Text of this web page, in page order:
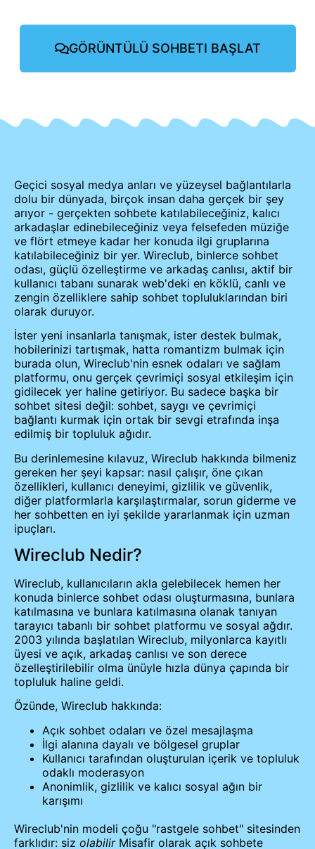
GÖRÜNTÜLÜ SOHBETI BAŞLAT
Geçici sosyal medya anları ve yüzeysel bağlantılarla
dolu bir dünyada, birçok insan daha gerçek bir şey
arıyor - gerçekten sohbete katılabileceğiniz, kalıcı
arkadaşlar edinebileceğiniz veya felsefeden müziğe
ve flört etmeye kadar her konuda ilgi gruplarına
katılabileceğiniz bir yer. Wireclub, binlerce sohbet
odası, güçlü özelleştirme ve arkadaş canlısı, aktif bir
kullanıcı tabanı sunarak web'deki en köklü, canlı ve
zengin özelliklere sahip sohbet topluluklarından biri
olarak duruyor.
İster yeni insanlarla tanışmak, ister destek bulmak,
hobilerinizi tartışmak, hatta romantizm bulmak için
burada olun, Wireclub'nin esnek odaları ve sağlam
platformu, onu gerçek çevrimiçi sosyal etkileşim için
gidilecek yer haline getiriyor. Bu sadece başka bir
sohbet sitesi değil: sohbet, saygı ve çevrimiçi
bağlantı kurmak için ortak bir sevgi etrafında inşa
edilmiş bir topluluk ağıdır.
Bu derinlemesine kılavuz, Wireclub hakkında bilmeniz
gereken her şeyi kapsar: nasıl çalışır, öne çıkan
özellikleri, kullanıcı deneyimi, gizlilik ve güvenlik,
diğer platformlarla karşılaştırmalar, sorun giderme ve
her sohbetten en iyi şekilde yararlanmak için uzman
ipuçları.
Wireclub Nedir?
Wireclub, kullanıcıların akla gelebilecek hemen her
konuda binlerce sohbet odası oluşturmasına, bunlara
katılmasına ve bunlara katılmasına olanak tanıyan
tarayıcı tabanlı bir sohbet platformu ve sosyal ağdır.
2003 yılında başlatılan Wireclub, milyonlarca kayıtlı
üyesi ve açık, arkadaş canlısı ve son derece
özelleştirilebilir olma ünüyle hızla dünya çapında bir
topluluk haline geldi.
Özünde, Wireclub hakkında:
Açık sohbet odaları ve özel mesajlaşma
İlgi alanına dayalı ve bölgesel gruplar
Kullanıcı tarafından oluşturulan içerik ve topluluk
odaklı moderasyon
Anonimlik, gizlilik ve kalıcı sosyal ağın bir
karışımı
Wireclub'nin modeli çoğu "rastgele sohbet" sitesinden
farklıdır: siz olabilirMisafir olarak açık sohbete